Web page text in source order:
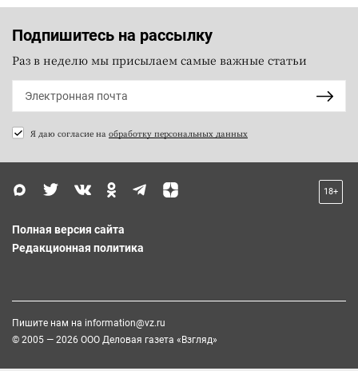
Подпишитесь на рассылку
Раз в неделю мы присылаем самые важные статьи
Я даю согласие на обработку персональных данных
18+
Полная версия сайта
Редакционная политика
Пишите нам на information@vz.ru
© 2005 — 2026 ООО Деловая газета «Взгляд»